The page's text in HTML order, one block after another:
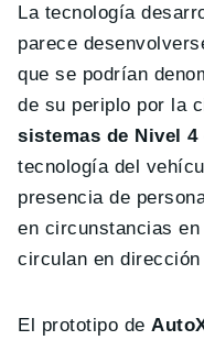
La tecnología
parece
que se podrían
de su periplo por la
sistemas de Nivel
tecnología del
presencia de
en circunstancias
circulan en
El prototipo de